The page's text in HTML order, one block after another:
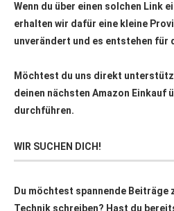
Wenn du über einen solchen Link
erhalten wir dafür eine kleine
unverändert und es entstehen für
Möchtest du uns direkt
deinen nächsten Amazon Einkauf
durchführen.
WIR SUCHEN DICH!
Du möchtest spannende Beiträge
Technik schreiben? Hast du